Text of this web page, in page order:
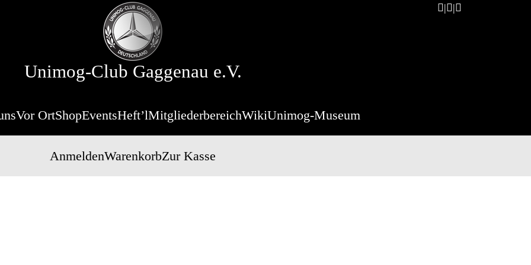
Unimog-Club Gaggenau e.V.
Vor OrtShopEventsHeft’lMitgliederbereichWikiUnimog-Museum
AnmeldenWarenkorbZur Kasse